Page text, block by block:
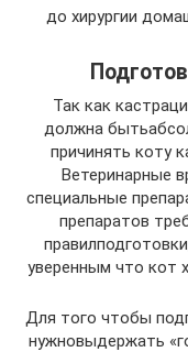
до хирургии
Так как
должна
причинять коту
Ветеринарные
специальные
препаратов
уверенным что кот
Для того чтобы
нужновыдержать